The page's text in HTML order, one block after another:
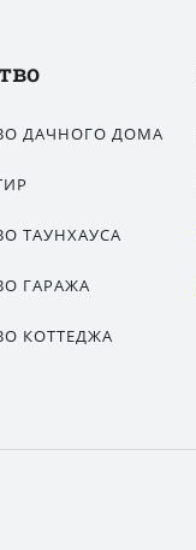
ДАЧНОГО ДОМА
ТАУНХАУСА
ГАРАЖА
КОТТЕДЖА